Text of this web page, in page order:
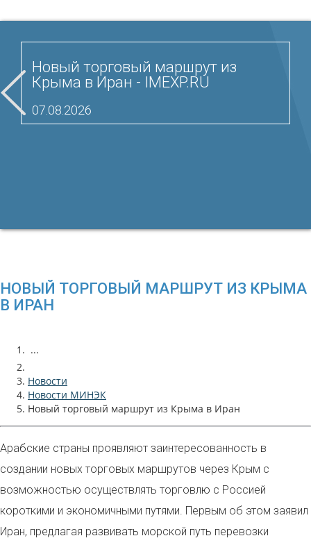
Новый торговый маршрут из
Крыма в Иран - IMEXP.RU
07.08.2026
НОВЫЙ ТОРГОВЫЙ МАРШРУТ ИЗ КРЫМА
В ИРАН
...
Новости
Новости МИНЭК
Новый торговый маршрут из Крыма в Иран
Арабские страны проявляют заинтересованность в
создании новых торговых маршрутов через Крым с
возможностью осуществлять торговлю с Россией
короткими и экономичными путями. Первым об этом заявил
Иран, предлагая развивать морской путь перевозки